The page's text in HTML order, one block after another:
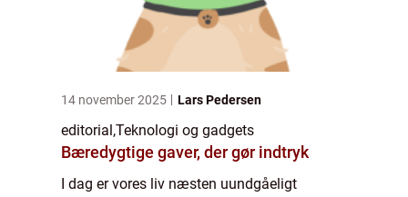
14 november 2025 Lars Pedersen
editorial,Teknologi og gadgets
Bæredygtige gaver, der gør indtryk
I dag er vores liv næsten uundgåeligt